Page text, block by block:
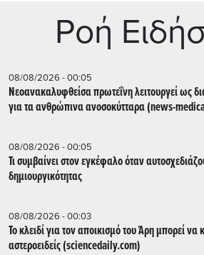
Ρoή
08/08/2026 - 00:05
Νεοανακαλυφθείσα πρωτεΐνη λειτουργεί ως
για τα ανθρώπινα ανοσοκύτταρα (news-
08/08/2026 - 00:05
Τι συμβαίνει στον εγκέφαλο όταν
δημιουργικότητας
08/08/2026 - 00:03
Το κλειδί για τον αποικισμό του Άρη μπορεί να
αστεροειδείς (sciencedaily.com)